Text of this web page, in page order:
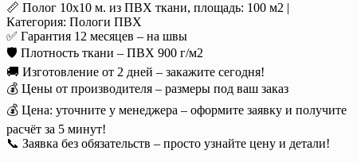
📏 Полог 10х10 м. из ПВХ ткани, площадь: 100 м2 |
Категория: Пологи ПВХ
✅ Гарантия 12 месяцев – на швы
🛡️ Плотность ткани – ПВХ 900 г/м2
🚚 Изготовление от 2 дней – закажите сегодня!
💰 Цены от производителя – размеры под ваш заказ
💰 Цена: уточните у менеджера – оформите заявку и получите
расчёт за 5 минут!
📞 Заявка без обязательств – просто узнайте цену и детали!